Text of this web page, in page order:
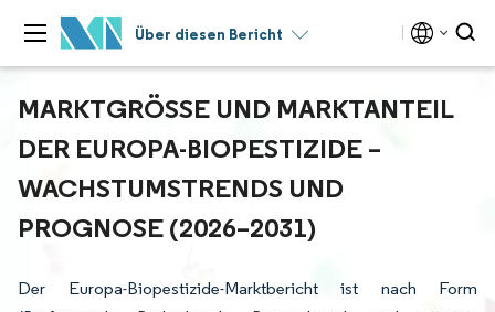
Über diesen Bericht
MARKTGRÖSSE UND MARKTANTEIL D
ER EUROPA-BIOPESTIZIDE – W
ACHSTUMSTRENDS UND P
ROGNOSE (2026–2031)
Der Europa-Biopestizide-Marktbericht ist nach Form